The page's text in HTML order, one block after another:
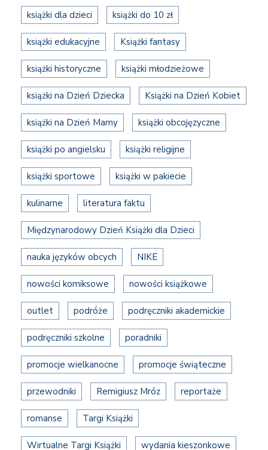
książki dla dzieci książki do 10 zł
książki edukacyjne Książki fantasy
książki historyczne książki młodzieżowe
książki na Dzień Dziecka Książki na Dzień Kobiet
książki na Dzień Mamy książki obcojęzyczne
książki po angielsku książki religijne
książki sportowe książki w pakiecie
kulinarne literatura faktu
Międzynarodowy Dzień Książki dla Dzieci
nauka języków obcych NIKE
nowości komiksowe nowości książkowe
outlet podróże podręczniki akademickie
podręczniki szkolne poradniki
promocje wielkanocne promocje świąteczne
przewodniki Remigiusz Mróz reportaże
romanse Targi Książki
Wirtualne Targi Książki wydania kieszonkowe